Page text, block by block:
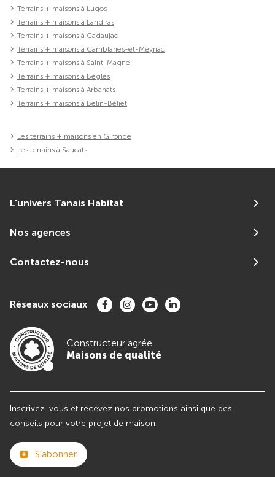
Terrains + maisons à Lugos
Terrains + maisons à Landiras
Terrains + maisons à Cadaujac
Terrains + maisons à Camblanes-et-Meynac
Terrains + maisons à Saint-Magne
Terrains + maisons à Bègles
Terrains + maisons à Arbanats
Terrains + maisons à Belin-Béliet
Les terrains + maisons en Gironde
Les terrains à Saucats
L'univers Tanais Habitat
Nos agences
Contactez-nous
Réseaux sociaux
Constructeur agrée
Maisons de qualité
Inscrivez-vous et recevez nos promotions ainsi que des
conseils pour votre projet de maison
S'abonner